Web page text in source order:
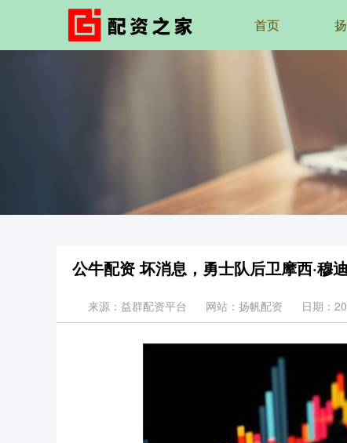
首页
公牛配资 坏消息，勇士队后卫摩西·穆
来源：益群配资平台 网站：扬帆配资 日期：